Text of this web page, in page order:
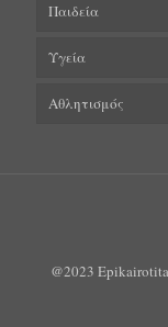
Παιδεία
Υγεία
Αθλητισμός
@2023